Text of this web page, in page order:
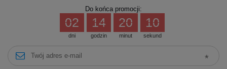
Do końca promocji:
dni
02
godzin
14
minut
20
sekund
10